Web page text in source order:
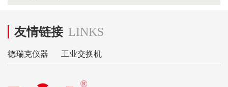
友情链接 LINKS
德瑞克仪器 工业交换机